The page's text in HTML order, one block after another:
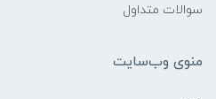
سوالات متداول
منوی وب‌سایت